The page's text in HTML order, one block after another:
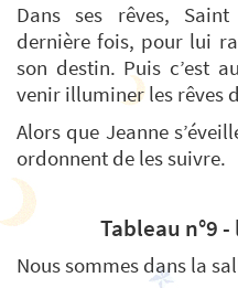
Dans ses rêves,
dernière fois, pour lui
son destin. Puis c’est
venir illuminer les rêves
Alors que Jeanne
ordonnent de les suivre.
Tableau n°9
Nous sommes dans la